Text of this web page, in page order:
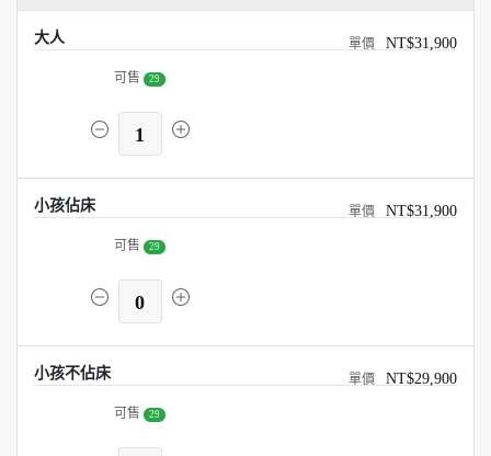
大人 NT$31,900
可售 29
1
小孩佔床 NT$31,900
可售 29
0
小孩不佔床 NT$29,900
可售 29